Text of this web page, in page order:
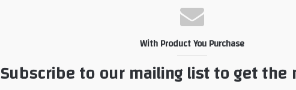
With Product You Purchase
Subscribe to our mailing list to get the